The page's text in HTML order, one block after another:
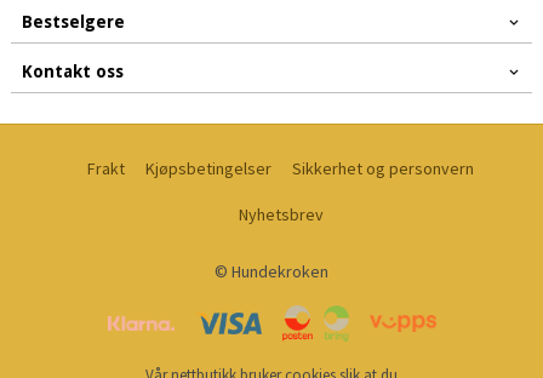
Bestselgere
Kontakt oss
Frakt Kjøpsbetingelser Sikkerhet og personvern
Nyhetsbrev
© Hundekroken